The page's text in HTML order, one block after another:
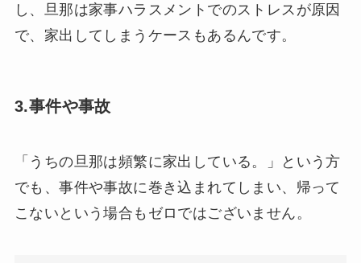
し、旦那は家事ハラスメントでのストレスが原因
で、家出してしまうケースもあるんです。
3.事件や事故
「うちの旦那は頻繁に家出している。」という方
でも、事件や事故に巻き込まれてしまい、帰って
こないという場合もゼロではございません。